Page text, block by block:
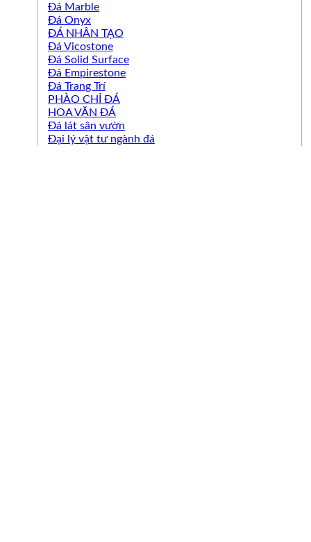
Đá Marble
Đá Onyx
ĐÁ NHÂN TẠO
Đá Vicostone
Đá Solid Surface
Đá Empirestone
Đá Trang Trí
PHÀO CHỈ ĐÁ
HOA VĂN ĐÁ
Đá lát sân vườn
Đại lý vật tư ngành đá